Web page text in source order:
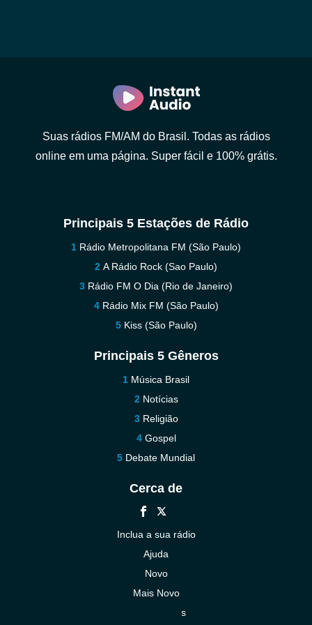
Suas rádios FM/AM do Brasil. Todas as rádios
online em uma página. Super fácil e 100% grátis.
Principais 5 Estações de Rádio
Rádio Metropolitana FM (São Paulo)
A Rádio Rock (Sao Paulo)
Rádio FM O Dia (Rio de Janeiro)
Rádio Mix FM (São Paulo)
Kiss (São Paulo)
Principais 5 Gêneros
Música Brasil
Notícias
Religião
Gospel
Debate Mundial
Cerca de
Inclua a sua rádio
Ajuda
Novo
Mais Novo
Contacte-nos